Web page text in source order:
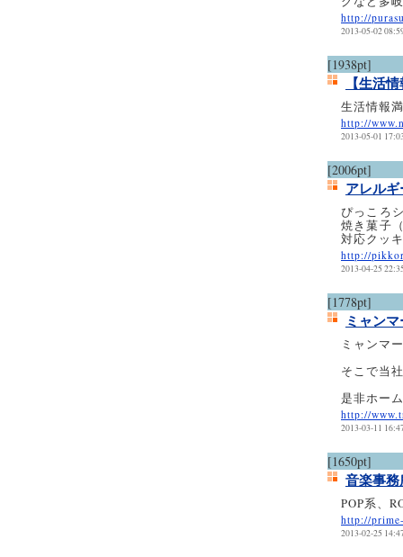
http://
2013-05-02
[1938pt]
【生活
生活情報
http://
2013-05-01
[2006pt]
アレル
ぴっころ
焼き菓子
対応クッ
http://
2013-04-25
[1778pt]
ミャン
ミャンマ
そこで当
是非ホー
http://
2013-03-11
[1650pt]
音楽事
POP系、
http://
2013-02-25